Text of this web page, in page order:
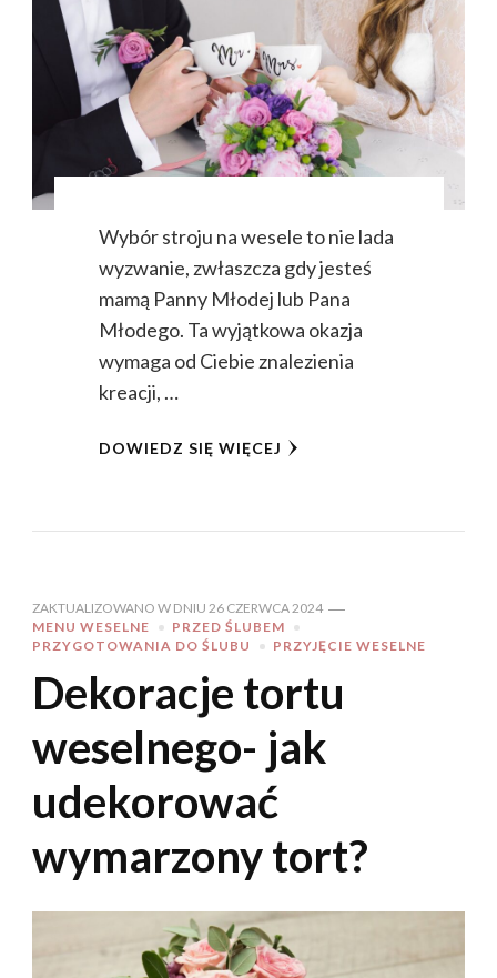
Wybór stroju na wesele to nie lada
wyzwanie, zwłaszcza gdy jesteś
mamą Panny Młodej lub Pana
Młodego. Ta wyjątkowa okazja
wymaga od Ciebie znalezienia
kreacji, …
DOWIEDZ SIĘ WIĘCEJ
ZAKTUALIZOWANO W DNIU 26 CZERWCA 2024
MENU WESELNE
PRZED ŚLUBEM
PRZYGOTOWANIA DO ŚLUBU
PRZYJĘCIE WESELNE
Dekoracje tortu
weselnego- jak
udekorować
wymarzony tort?